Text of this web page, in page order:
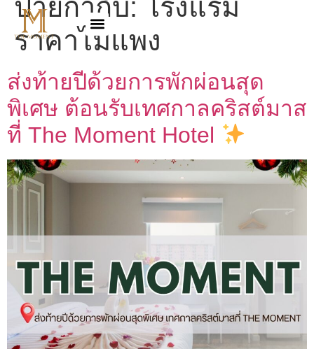
ป้ายกำกับ: โรงแรม
ราคาไม่แพง
ส่งท้ายปีด้วยการพักผ่อนสุด
พิเศษ ต้อนรับเทศกาลคริสต์มาส
ที่ The Moment Hotel